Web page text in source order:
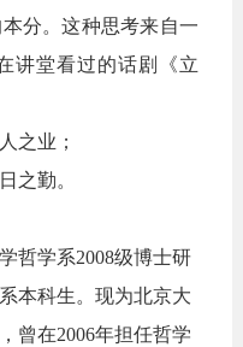
分。这种思考来自一
讲堂看过的话剧《立
之业；
之勤。
哲学系2008级博士研
本科生。 现为北京大
曾在2006年担任哲学